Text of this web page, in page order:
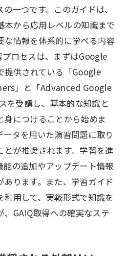
一つです。このガイドは、
から応用レベルの知識まで
な情報を体系的に学べる内容
プロセスは、まずはGoogle
供されている「Google
」と「Advanced Google
を受講し、基本的な知識と
身につけることから始めま
タを用いた演習問題に取り
とが推奨されます。学習を進
能の追加やアップデート情報
あります。また、学習ガイド
用して、実戦形式で知識を
、GAIQ取得への確実なステ